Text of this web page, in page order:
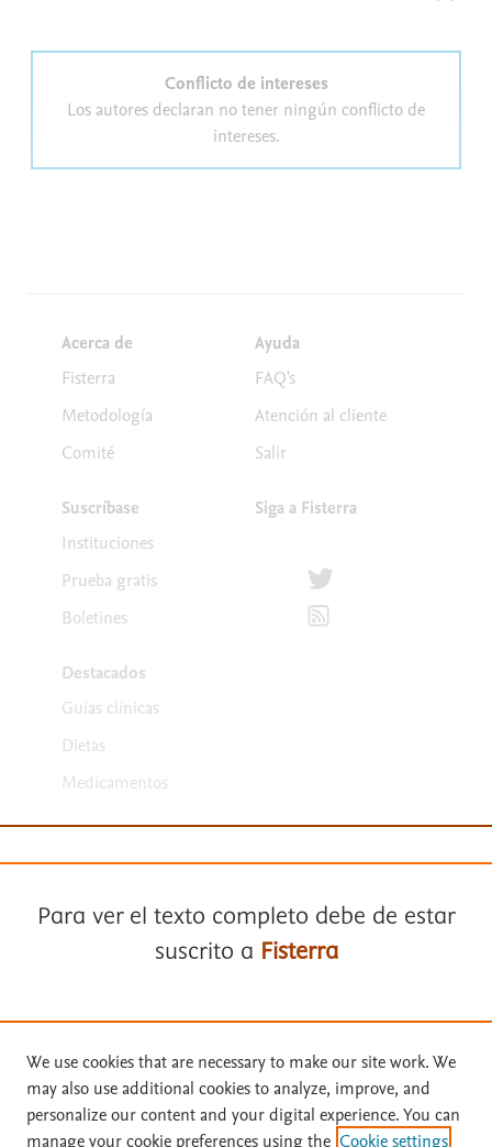
Conflicto de intereses
Los autores declaran no tener ningún conflicto de
intereses.
Acerca de
Fisterra
Metodología
Comité
Suscríbase
Instituciones
Prueba gratis
Boletines
Destacados
Guías clínicas
Dietas
Medicamentos
Ayuda
FAQ's
Atención al cliente
Salir
Siga a Fisterra
Síguenos en Twitter
Suscríbete para recibir
Política de privacidad
Copyright ©2026 Elsevier España SLU, sus licenciantes y
colaboradores. Se reservan todos los derechos, incluidos los de minería
de texto y datos, entrenamiento de IA y tecnologías similares. Página
Para ver el texto completo debe de estar
suscrito a Fisterra
Solicite una prueba gratuita
We use cookies that are necessary to make our site work. We
may also use additional cookies to analyze, improve, and
personalize our content and your digital experience. You can
manage your cookie preferences using the Cookie settings